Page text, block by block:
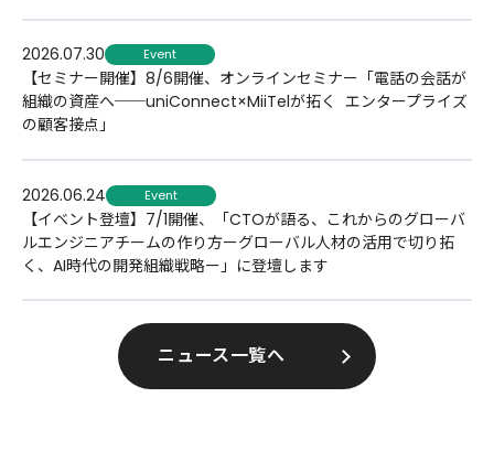
2026.07.30 Event
【セミナー開催】8/6開催、オンラインセミナー「電話の会話が
組織の資産へ──uniConnect×MiiTelが拓く​ エンタープライズ
の顧客接点」
2026.06.24 Event
【イベント登壇】7/1開催、「CTOが語る、これからのグローバ
ルエンジニアチームの作り方ーグローバル人材の活用で切り拓
く、AI時代の開発組織戦略ー」に登壇します
ニュース一覧へ